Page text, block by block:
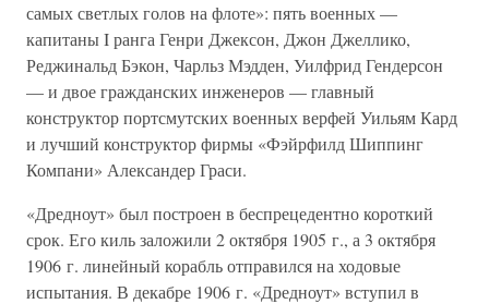
самых светлых голов на флоте»: пять военных —
капитаны I ранга Генри Джексон, Джон Джеллико,
Реджинальд Бэкон, Чарльз Мэдден, Уилфрид Гендерсон
— и двое гражданских инженеров — главный
конструктор портсмутских военных верфей Уильям Кард
и лучший конструктор фирмы «Фэйрфилд Шиппинг
Компани» Александер Граси.
«Дредноут» был построен в беспрецедентно короткий
срок. Его киль заложили 2 октября 1905 г., а 3 октября
1906 г. линейный корабль отправился на ходовые
испытания. В декабре 1906 г. «Дредноут» вступил в